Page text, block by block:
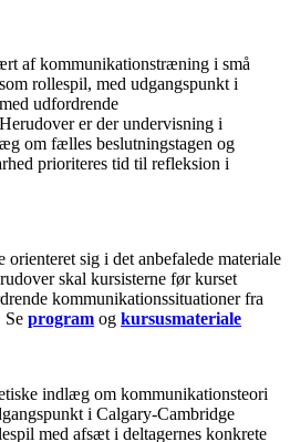
af kommunikationstræning i små
rollespil, med udgangspunkt i
udfordrende
er der undervisning i
om fælles beslutningstagen og
prioriteres tid til refleksion i
orienteret sig i det anbefalede materiale
skal kursisterne før kurset
kommunikationssituationer fra
Se program og kursusmateriale
indlæg om kommunikationsteori
i Calgary-Cambridge
med afsæt i deltagernes konkrete